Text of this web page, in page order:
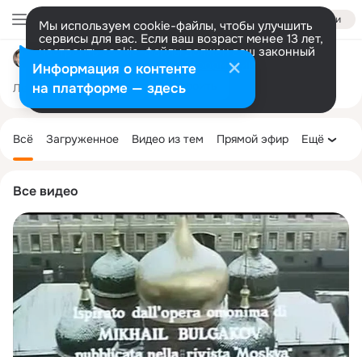
Войти
Мы используем cookie-файлы, чтобы улучшить
сервисы для вас. Если ваш возраст менее 13 лет,
настроить cookie-файлы должен ваш законный
представитель. Больше информации
Разрешить все Настроить
Михаил Булгаков: жизнь и творчество Мастера
Лента Участники 13K Темы 8.7K
Все видео
колонка
Всё Загруженное Видео из тем Прямой эфир Ещё
Информация о контенте
на платформе — здесь